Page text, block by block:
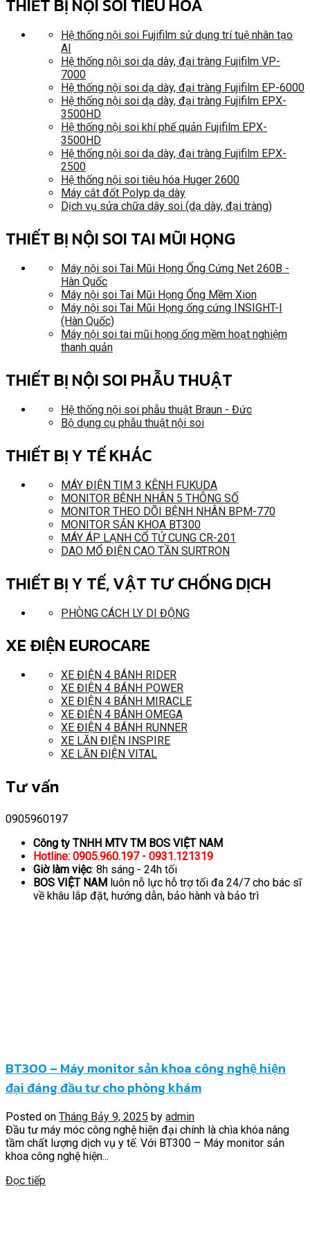
THIẾT BỊ NỘI SOI TIÊU HÓA
Hệ thống nội soi Fujifilm sử dụng trí tuệ nhân tạo
AI
Hệ thống nội soi dạ dày, đại tràng Fujifilm VP-
7000
Hệ thống nội soi dạ dày, đại tràng Fujifilm EP-6000
Hệ thống nội soi dạ dày, đại tràng Fujifilm EPX-
3500HD
Hệ thống nội soi khí phế quản Fujifilm EPX-
3500HD
Hệ thống nội soi dạ dày, đại tràng Fujifilm EPX-
2500
Hệ thống nội soi tiêu hóa Huger 2600
Máy cắt đốt Polyp dạ dày
Dịch vụ sửa chữa dây soi (dạ dày, đại tràng)
THIẾT BỊ NỘI SOI TAI MŨI HỌNG
Máy nội soi Tai Mũi Họng Ống Cứng Net 260B -
Hàn Quốc
Máy nội soi Tai Mũi Họng Ống Mềm Xion
Máy nội soi Tai Mũi Họng ống cứng INSIGHT-I
(Hàn Quốc)
Máy nội soi tai mũi họng ống mềm hoạt nghiệm
thanh quản
THIẾT BỊ NỘI SOI PHẪU THUẬT
Hệ thống nội soi phẫu thuật Braun - Đức
Bộ dụng cụ phẫu thuật nội soi
THIẾT BỊ Y TẾ KHÁC
MÁY ĐIỆN TIM 3 KÊNH FUKUDA
MONITOR BỆNH NHÂN 5 THÔNG SỐ
MONITOR THEO DÕI BỆNH NHÂN BPM-770
MONITOR SẢN KHOA BT300
MÁY ÁP LẠNH CỔ TỬ CUNG CR-201
DAO MỔ ĐIỆN CAO TẦN SURTRON
THIẾT BỊ Y TẾ, VẬT TƯ CHỐNG DỊCH
PHÒNG CÁCH LY DI ĐỘNG
XE ĐIỆN EUROCARE
XE ĐIỆN 4 BÁNH RIDER
XE ĐIỆN 4 BÁNH POWER
XE ĐIỆN 4 BÁNH MIRACLE
XE ĐIỆN 4 BÁNH OMEGA
XE ĐIỆN 4 BÁNH RUNNER
XE LĂN ĐIỆN INSPIRE
XE LĂN ĐIỆN VITAL
Tư vấn
0905960197
Công ty TNHH MTV TM BOS VIỆT NAM
Hotline: 0905.960.197 - 0931.121319
Giờ làm việc: 8h sáng - 24h tối
BOS VIỆT NAM luôn nỗ lực hỗ trợ tối đa 24/7 cho bác sĩ
về khâu lắp đặt, hướng dẫn, bảo hành và bảo trì
BT300 – Máy monitor sản khoa công nghệ hiện
đại đáng đầu tư cho phòng khám
Posted on Tháng Bảy 9, 2025 by admin
Đầu tư máy móc công nghệ hiện đại chính là chìa khóa nâng
tầm chất lượng dịch vụ y tế. Với BT300 – Máy monitor sản
khoa công nghệ hiện...
Đọc tiếp